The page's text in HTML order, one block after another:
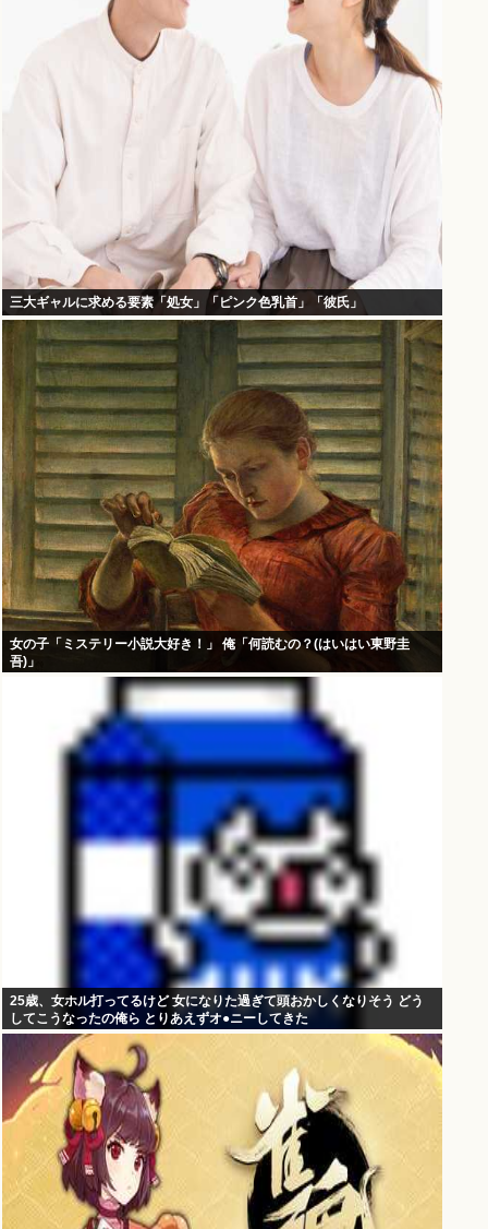
三大ギャルに求める要素「処女」「ピンク色乳首」「彼氏」
女の子「ミステリー小説大好き！」 俺「何読むの？(はいはい東野圭
吾)」
25歳、女ホル打ってるけど 女になりた過ぎて頭おかしくなりそう どう
してこうなったの俺ら とりあえずオ●ニーしてきた